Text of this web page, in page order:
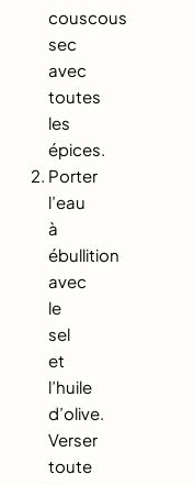
couscous
sec
avec
toutes
les
épices.
Porter
l’eau
à
ébullition
avec
le
sel
et
l’huile
d’olive.
Verser
toute